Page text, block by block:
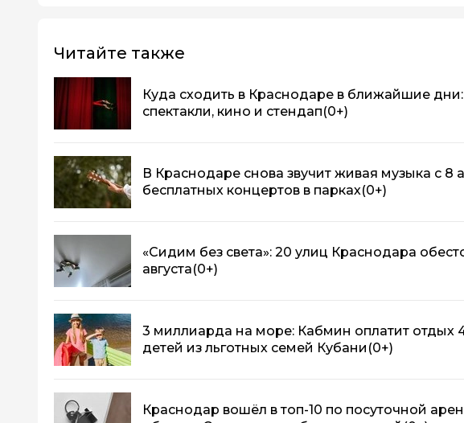
Читайте также
Куда сходить в Краснодаре в ближайшие
спектакли, кино и стендап(0+)
В Краснодаре снова звучит живая музыка с 8
бесплатных концертов в парках(0+)
«Сидим без света»: 20 улиц Краснодара
августа(0+)
3 миллиарда на море: Кабмин оплатит отдых
детей из льготных семей Кубани (0+)
Краснодар вошёл в топ-10 по посуточной